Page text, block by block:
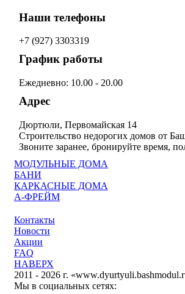
Наши телефоны
+7 (927) 3303319
График работы
Ежедневно: 10.00 - 20.00
Адрес
Дюртюли, Первомайская 14
Строительство недорогих домов от
Звоните заранее, бронируйте время,
Контакты
Новости
Акции
FAQ
НАВЕРХ
2011 - 2026 г.
МОДУЛЬНЫЕ ДОМА
БАНИ
КАРКАСНЫЕ ДОМА
А-ФРЕЙМ
Мы в социальных сетях: